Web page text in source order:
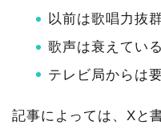
以前は歌唱力抜
歌声は衰えている
テレビ局からは
記事によっては、Xと